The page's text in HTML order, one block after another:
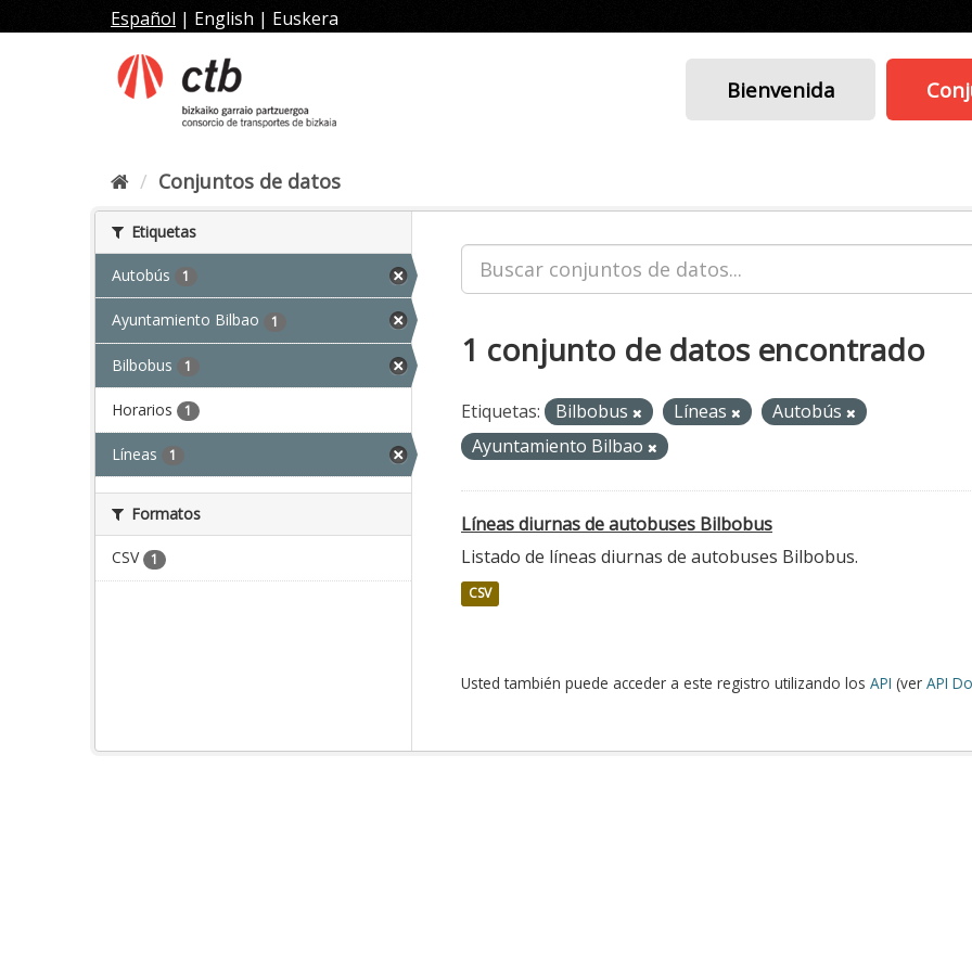
al
Español | English | Euskera
Bienvenida
Conjuntos de datos
Etiquetas
Autobús 1
Ayuntamiento Bilbao 1
Bilbobus 1
Horarios 1
Líneas 1
Formatos
CSV 1
1 conjunto de datos encontrado
Etiquetas: Bilbobus Líneas
Autobús
Ayuntamiento Bilbao
Líneas diurnas de autobuses Bilbobus
Listado de líneas diurnas de autobuses Bilbobus.
CSV
Usted también puede acceder a este registro utilizando los API (ver API